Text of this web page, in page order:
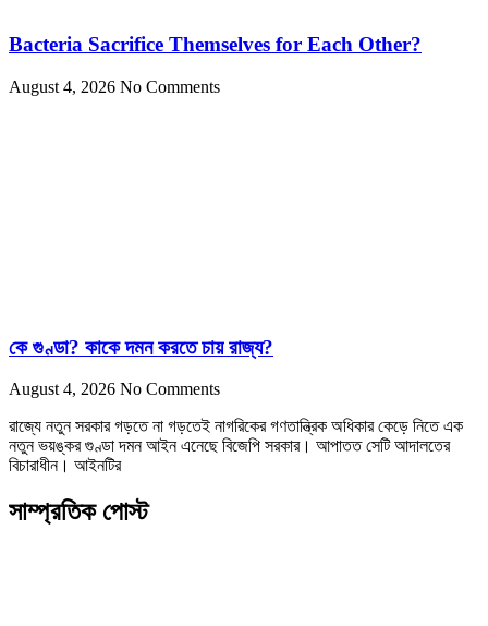
Bacteria Sacrifice Themselves for Each Other?
August 4, 2026 No Comments
কে গুণ্ডা? কাকে দমন করতে চায় রাজ্য?
August 4, 2026 No Comments
রাজ্যে নতুন সরকার গড়তে না গড়তেই নাগরিকের গণতান্ত্রিক অধিকার কেড়ে নিতে এক
নতুন ভয়ঙ্কর গুণ্ডা দমন আইন এনেছে বিজেপি সরকার। আপাতত সেটি আদালতের
বিচারাধীন। আইনটির
সাম্প্রতিক পোস্ট